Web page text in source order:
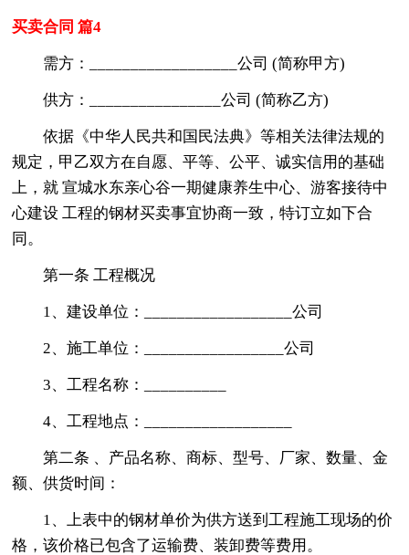
买卖合同 篇4
需方：__________________公司 (简称甲方)
供方：________________公司 (简称乙方)
依据《中华人民共和国民法典》等相关法律法规的
规定，甲乙双方在自愿、平等、公平、诚实信用的基础
上，就 宣城水东亲心谷一期健康养生中心、游客接待中
心建设 工程的钢材买卖事宜协商一致，特订立如下合
同。
第一条 工程概况
1、建设单位：__________________公司
2、施工单位：_________________公司
3、工程名称：__________
4、工程地点：__________________
第二条 、产品名称、商标、型号、厂家、数量、金
额、供货时间：
1、上表中的钢材单价为供方送到工程施工现场的价
格，该价格已包含了运输费、装卸费等费用。